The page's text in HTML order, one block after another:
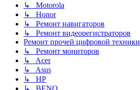
↳ Motorola
↳ Honor
↳ Ремонт навигаторов
↳ Ремонт видеорегистраторов
Ремонт прочей цифровой техники
↳ Ремонт мониторов
↳ Acer
↳ Asus
↳ HP